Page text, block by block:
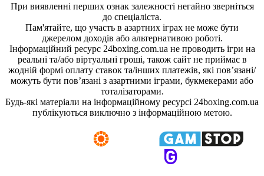
При виявленні перших ознак залежності негайно зверніться
до спеціаліста.
Пам'ятайте, що участь в азартних іграх не може бути
джерелом доходів або альтернативою роботі.
Інформаційний ресурс 24boxing.com.ua не проводить ігри на
реальні та/або віртуальні гроші, також сайт не приймає в
жодній формі оплату ставок та/інших платежів, які пов’язані/
можуть бути пов’язані з азартними іграми, букмекерами або
тоталізаторами.
Будь-які матеріали на інформаційному ресурсі 24boxing.com.ua
публікуються виключно з інформаційною метою.